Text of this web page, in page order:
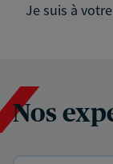
Je suis à
Nos